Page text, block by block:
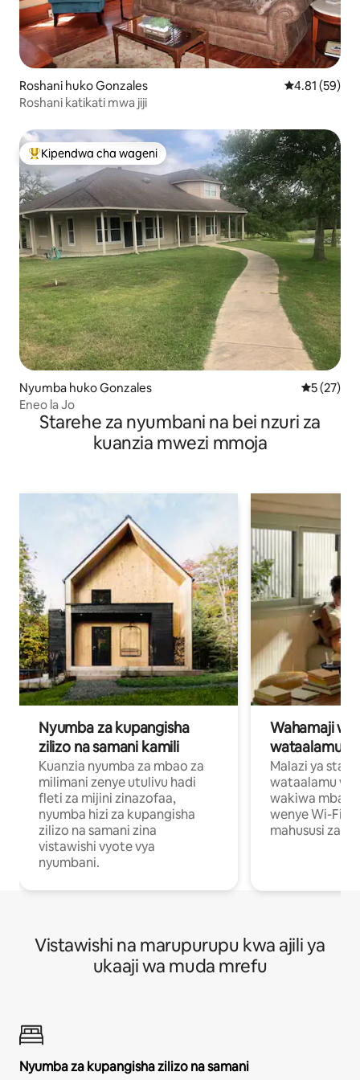
Roshani huko Gonzales Ukadiriaji wa
4.81 (59)
Roshani katikati mwa jiji
Kipendwa maarufu cha wageni
Kipendwa cha wageni
Nyumba huko Gonzales Ukadiriaji
5 (27)
Eneo la Jo
Starehe za nyumbani na bei nzuri za
kuanzia mwezi mmoja
Nyumba za kupangisha
zilizo na samani kamili
Kuanzia nyumba za mbao za
milimani zenye utulivu hadi
fleti za mijini zinazofaa,
nyumba hizi za kupangisha
zilizo na samani zina
vistawishi vyote vya
nyumbani.
Wahamaji
wataalamu
Malazi ya
wataalamu
wakiwa mbali
wenye Wi-Fi
mahususi za
Vistawishi na marupurupu kwa ajili ya
ukaaji wa muda mrefu
Nyumba za kupangisha zilizo na samani